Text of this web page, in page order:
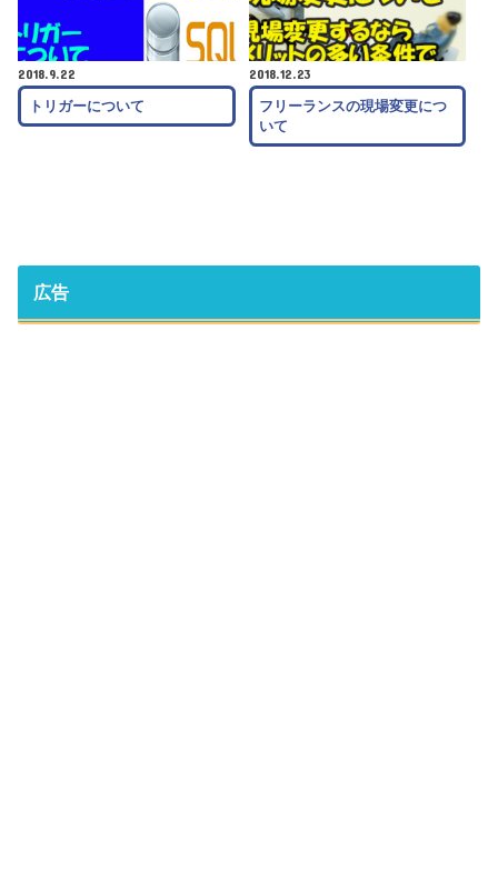
2018.9.22
トリガーについて
2018.12.23
フリーランスの現場変更につ
いて
広告